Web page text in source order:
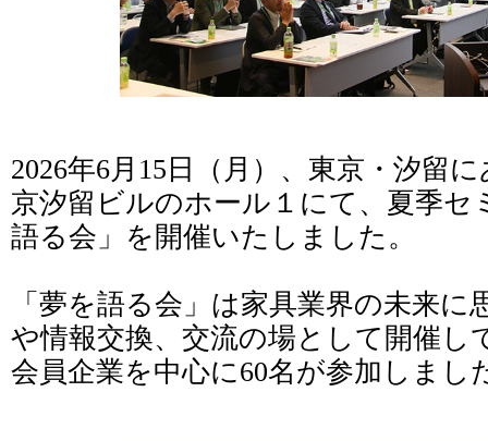
2026年6月15日（月）、東京・汐留
京汐留ビルのホール１にて、夏季セ
語る会」を開催いたしました。
「夢を語る会」は家具業界の未来
や情報交換、交流の場として開催し
会員企業を中心に60名が参加しまし